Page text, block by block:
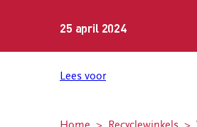
locaties in
spullen
Zelf spullen
ophalen
25 april 2024
Lees voor